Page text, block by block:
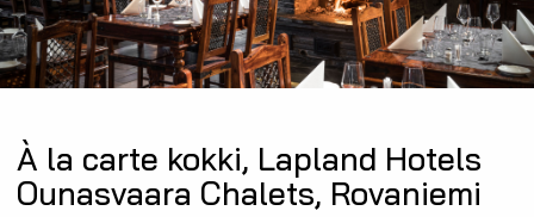
À la carte kokki, Lapland Hotels
Ounasvaara Chalets, Rovaniemi